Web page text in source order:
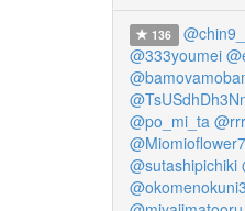
136
@333youmei
@po_mi_ta
@sutashipichiki